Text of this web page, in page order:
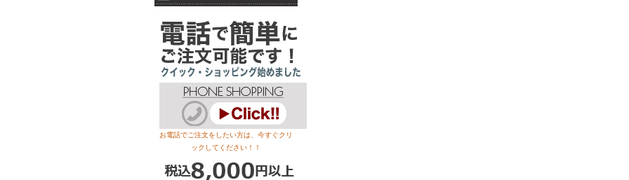
お電話でご注文をしたい方は、今すぐクリ
ックしてください！！